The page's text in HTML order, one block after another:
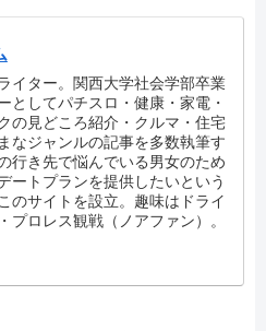
イター。関西大学社会学部卒業
としてパチスロ・健康・家電・
の見どころ紹介・クルマ・住宅
なジャンルの記事を多数執筆す
行き先で悩んでいる男女のため
ートプランを提供したいという
のサイトを設立。趣味はドライ
プロレス観戦（ノアファン）。